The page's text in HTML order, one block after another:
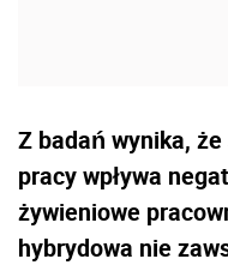
Z badań wynika,
pracy wpływa
żywieniowe
hybrydowa nie